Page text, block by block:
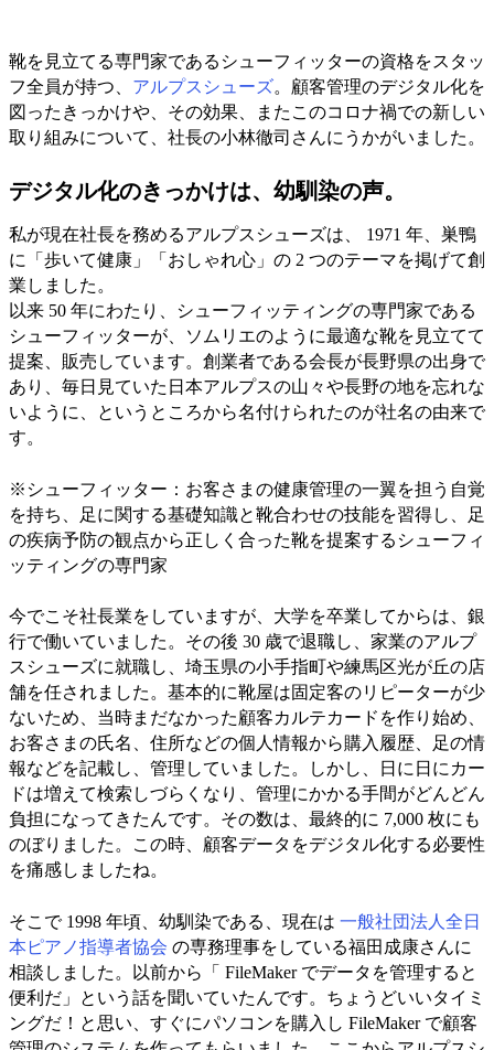
靴を見立てる専門家であるシューフィッターの資格をスタッ
フ全員が持つ、 アルプスシューズ。顧客管理のデジタル化を
図ったきっかけや、その効果、またこのコロナ禍での新しい
取り組みについて、社長の小林徹司さんにうかがいました。
デジタル化のきっかけは、幼馴染の声。
私が現在社長を務めるアルプスシューズは、 1971 年、巣鴨
に「歩いて健康」「おしゃれ心」の 2 つのテーマを掲げて創
業しました。
以来 50 年にわたり、シューフィッティングの専門家である
シューフィッターが、ソムリエのように最適な靴を見立てて
提案、販売しています。創業者である会長が長野県の出身で
あり、毎日見ていた日本アルプスの山々や長野の地を忘れな
いように、というところから名付けられたのが社名の由来で
す。
※シューフィッター：お客さまの健康管理の一翼を担う自覚
を持ち、足に関する基礎知識と靴合わせの技能を習得し、足
の疾病予防の観点から正しく合った靴を提案するシューフィ
ッティングの専門家
今でこそ社長業をしていますが、大学を卒業してからは、銀
行で働いていました。その後 30 歳で退職し、家業のアルプ
スシューズに就職し、埼玉県の小手指町や練馬区光が丘の店
舗を任されました。基本的に靴屋は固定客のリピーターが少
ないため、当時まだなかった顧客カルテカードを作り始め、
お客さまの氏名、住所などの個人情報から購入履歴、足の情
報などを記載し、管理していました。しかし、日に日にカー
ドは増えて検索しづらくなり、管理にかかる手間がどんどん
負担になってきたんです。その数は、最終的に 7,000 枚にも
のぼりました。この時、顧客データをデジタル化する必要性
を痛感しましたね。
そこで 1998 年頃、幼馴染である、現在は 一般社団法人全日
本ピアノ指導者協会 の専務理事をしている福田成康さんに
相談しました。以前から「 FileMaker でデータを管理すると
便利だ」という話を聞いていたんです。ちょうどいいタイミ
ングだ！と思い、すぐにパソコンを購入し FileMaker で顧客